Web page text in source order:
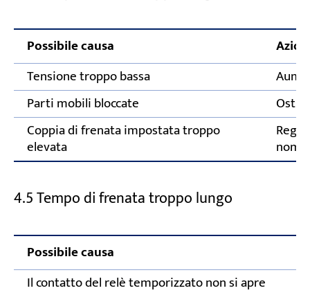
Possibile causa
Tensione troppo bassa
Parti mobili bloccate
Coppia di frenata impostata troppo
elevata
4.5 Tempo di frenata troppo lungo
Possibile causa
Il contatto del relè temporizzato non si apre